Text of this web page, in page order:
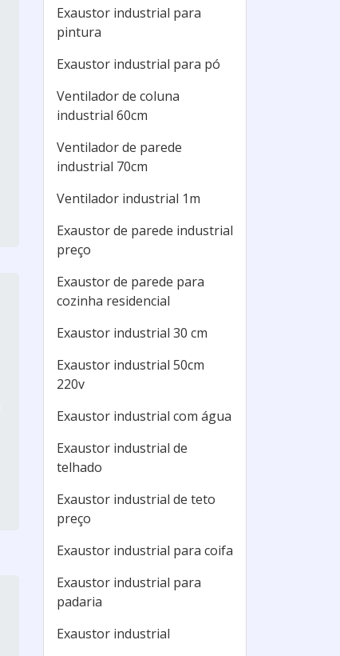
Exaustor industrial para
pintura
Exaustor industrial para pó
Ventilador de coluna
industrial 60cm
Ventilador de parede
industrial 70cm
Ventilador industrial 1m
Exaustor de parede industrial
preço
Exaustor de parede para
cozinha residencial
Exaustor industrial 30 cm
Exaustor industrial 50cm
220v
Exaustor industrial com água
Exaustor industrial de
telhado
Exaustor industrial de teto
preço
Exaustor industrial para coifa
Exaustor industrial para
padaria
Exaustor industrial